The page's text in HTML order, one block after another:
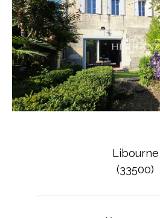
Libourne
(33500)